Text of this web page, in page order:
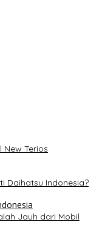
Terios
Daihatsu Indonesia?
Jauh dari Mobil